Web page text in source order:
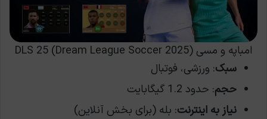
امباپه و مسی DLS 25 (Dream League Soccer 2025)
سبک: ورزشی، فوتبال
حجم: حدود 1.2 گیگابایت
نیاز به اینترنت: بله (برای بخش آنلاین)